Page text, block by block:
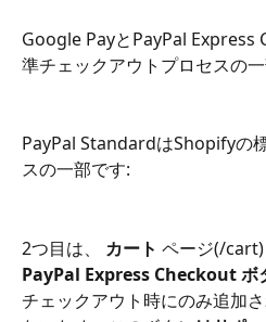
Google PayとPayPal
準チェックアウトプロセスの
PayPal StandardはShopifyの
スの一部です:
2つ目は、 カート ページ(/
PayPal Express Checkout ボ
チェックアウト時にのみ追加